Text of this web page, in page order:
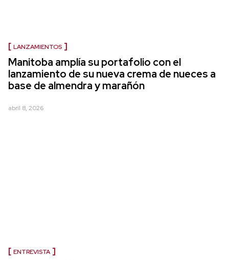
LANZAMIENTOS
Manitoba amplía su portafolio con el
lanzamiento de su nueva crema de nueces a
base de almendra y marañón
abril 8, 2026
ENTREVISTA